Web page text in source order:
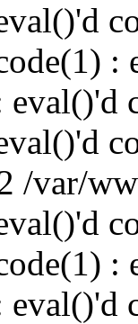
:
eval()'d
/var/
:
eval()'d